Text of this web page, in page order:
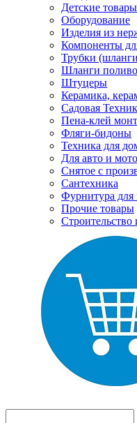
Детские товары
Оборудование
Изделия из
Компоненты
Трубки
Шланги
Штуцеры
Керамика,
Садовая
Пена-клей
Фляги-бидоны
Техника для
Для авто и мото
Снятое с
Сантехника
Фурнитура для
Прочие товары
Строительство